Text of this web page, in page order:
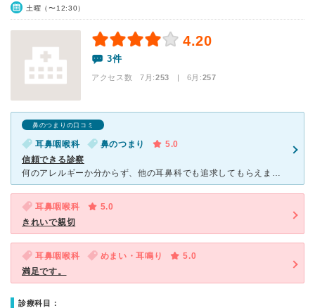
土曜（〜12:30）
4.20
3件
アクセス数 7月:253 | 6月:257
鼻のつまりの口コミ
耳鼻咽喉科 鼻のつまり
5.0
信頼できる診察
何のアレルギーか分からず、他の耳鼻科でも追求してもらえませんでしたが、こちらではアレルギー検査もしていただきました。 一目瞭然で結果も分かり、薬も潔く1ヶ月分出していただきました。平日の午後イチ
耳鼻咽喉科
5.0
きれいで親切
耳鼻咽喉科 めまい・耳鳴り
5.0
満足です。
診療科目：